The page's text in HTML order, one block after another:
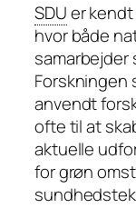
SDUer
hvor både
samarbejder
anvendt
ofte til at
aktuelle
for grøn